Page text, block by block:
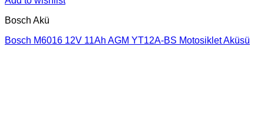
Bosch Akü
Bosch M6016 12V 11Ah AGM YT12A-BS Motosiklet Aküsü